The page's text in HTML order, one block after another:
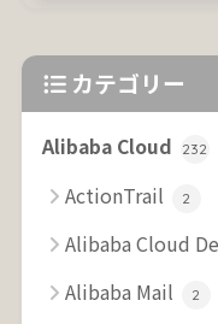
カテゴリー
Alibaba Cloud 232
ActionTrail 2
Alibaba Cloud
Alibaba Mail 2